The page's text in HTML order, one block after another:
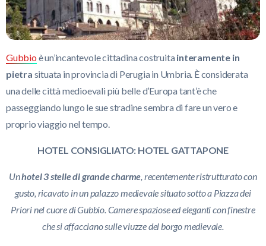
Gubbio è un’incantevole cittadina costruita interamente in
pietra situata in provincia di Perugia in Umbria. È considerata
una delle città medioevali più belle d’Europa tant’è che
passeggiando lungo le sue stradine sembra di fare un vero e
proprio viaggio nel tempo.
HOTEL CONSIGLIATO: HOTEL GATTAPONE
Unhotel 3 stelle di grande charme, recentemente ristrutturato con
gusto, ricavato in un palazzo medievale situato sotto a Piazza dei
Priori nel cuore di Gubbio. Camere spaziose ed eleganti con finestre
che si affacciano sulle viuzze del borgo medievale.